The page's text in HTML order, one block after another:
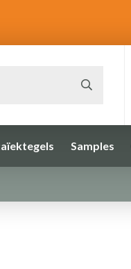
Samples